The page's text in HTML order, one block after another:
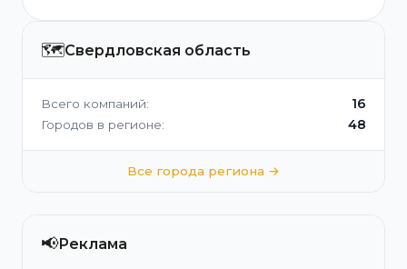
🗺️Свердловская область
Всего компаний: 16
Городов в регионе: 48
Все города региона →
📢Реклама